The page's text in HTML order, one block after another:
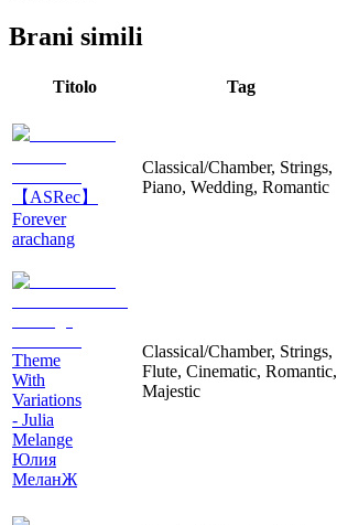
Brani simili
Titolo Tag
【ASRec】
Forever
arachang
Classical/Chamber, Strings,
Piano, Wedding, Romantic
Theme
With
Variations
- Julia
Melange
Юлия
МеланЖ
Classical/Chamber, Strings,
Flute, Cinematic, Romantic,
Majestic